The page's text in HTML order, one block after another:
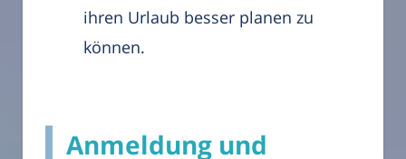
ihren Urlaub besser planen zu
können.
Anmeldung und